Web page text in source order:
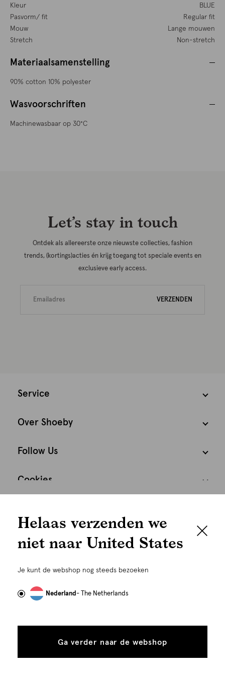
graag persoonlijk
gebruiken wij cookies en daarmee vergelijkbare
om advertenties te personaliseren...
tonen
toestaan
Kleur
BLUE
Pasvorm/ fit
Regular fit
Mouw
Lange mouwen
Stretch
Non-stretch
Materiaalsamenstelling
90% cotton 10% polyester
Wasvoorschriften
Machinewasbaar op 30°C
Let’s stay in touch
Ontdek als allereerste onze nieuwste collecties, fashion
trends, (kortings)acties én krijg toegang tot speciale events en
exclusieve early access.
VERZENDEN
Service
Over Shoeby
Follow Us
Cookies
Helaas verzenden we
niet naar United States
Je kunt de webshop nog steeds bezoeken
Nederland- The Netherlands
Ga verder naar de webshop